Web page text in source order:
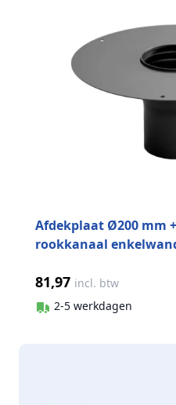
Afdekplaat Ø200 mm
rookkanaal
81,97 incl. btw
2-5 werkdagen